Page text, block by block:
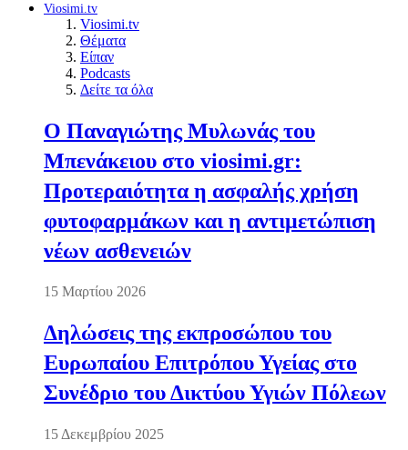
Viosimi.tv
Viosimi.tv
Θέματα
Είπαν
Podcasts
Δείτε τα όλα
Ο Παναγιώτης Μυλωνάς του
Μπενάκειου στο viosimi.gr:
Προτεραιότητα η ασφαλής χρήση
φυτοφαρμάκων και η αντιμετώπιση
νέων ασθενειών
15 Μαρτίου 2026
Δηλώσεις της εκπροσώπου του
Ευρωπαίου Επιτρόπου Υγείας στο
Συνέδριο του Δικτύου Υγιών Πόλεων
15 Δεκεμβρίου 2025